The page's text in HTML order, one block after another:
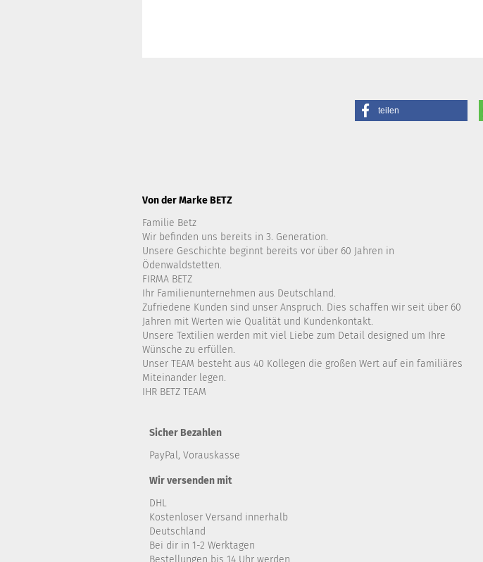
teilen
Von der Marke BETZ
Familie Betz
Wir befinden uns bereits in 3. Generation.
Unsere Geschichte beginnt bereits vor über 60 Jahren in
Ödenwaldstetten.
FIRMA BETZ
Ihr Familienunternehmen aus Deutschland.
Zufriedene Kunden sind unser Anspruch. Dies schaffen wir seit über 60
Jahren mit Werten wie Qualität und Kundenkontakt.
Unsere Textilien werden mit viel Liebe zum Detail designed um Ihre
Wünsche zu erfüllen.
Unser TEAM besteht aus 40 Kollegen die großen Wert auf ein familiäres
Miteinander legen.
IHR BETZ TEAM
Sicher Bezahlen
PayPal, Vorauskasse
Wir versenden mit
DHL
Kostenloser Versand innerhalb
Deutschland
Bei dir in 1-2 Werktagen
Bestellungen bis 14 Uhr werden